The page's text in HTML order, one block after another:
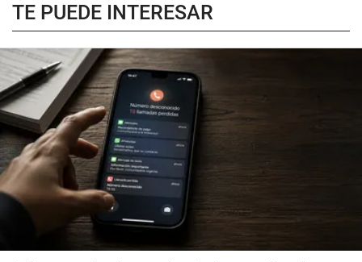
TE PUEDE INTERESAR